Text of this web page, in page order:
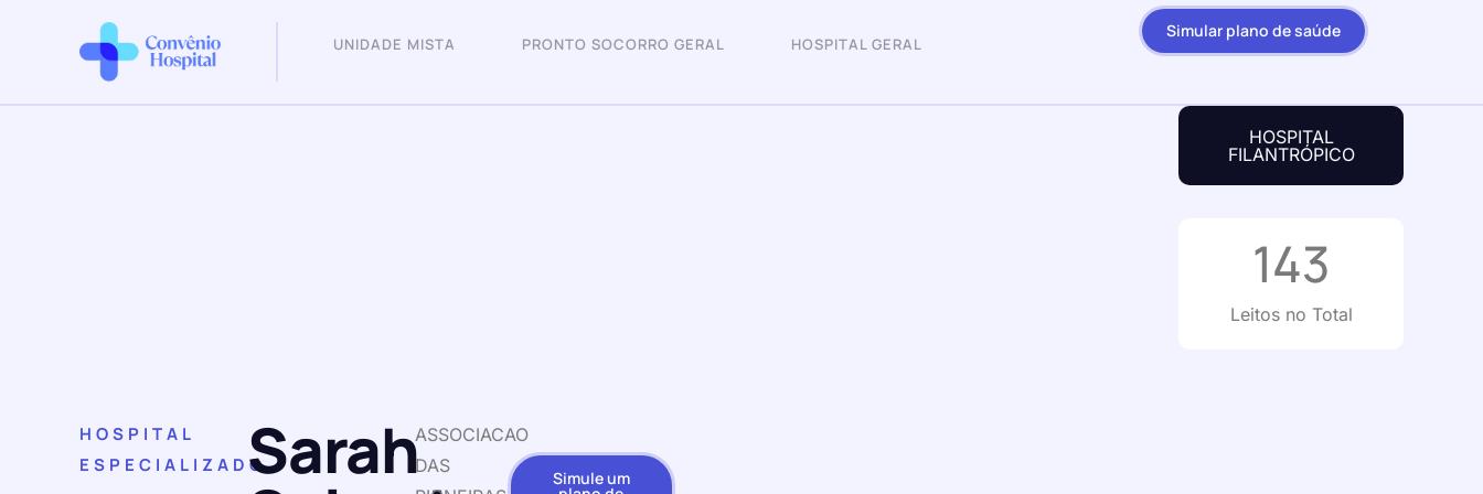
UNIDADE MISTA PRONTO SOCORRO GERAL HOSPITAL GERAL
Simular plano de saúde
HOSPITAL
ESPECIALIZADOSarahASSOCIACAO
DAS
Simule um
HOSPITAL
FILANTRÓPICO
Leitos no Total
143